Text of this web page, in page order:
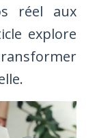
réel aux
explore